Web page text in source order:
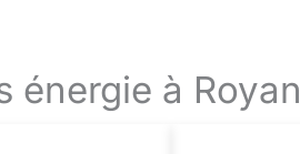
énergie à Royan